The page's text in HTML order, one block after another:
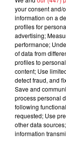
15 juillet 2026
BÉTHUNE:
Selon les
à des
your consent and/
information on a
profiles for
advertising;
performance;
of data from
profiles to
content; Use
detect fraud, and
Save and
process personal
following
requested; Use
other data
information